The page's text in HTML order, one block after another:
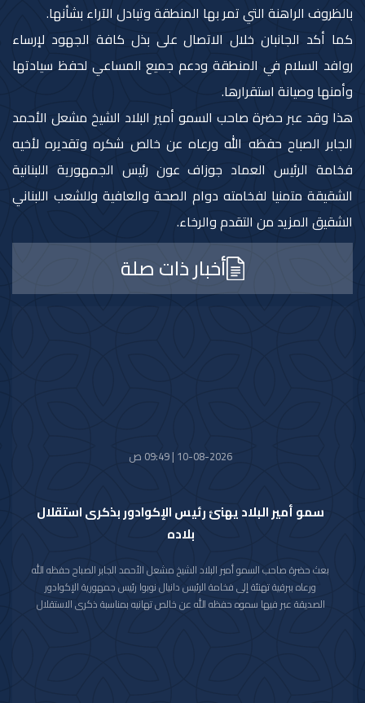
بالظروف الراهنة التي تمر بها المنطقة وتبادل الآراء بشأنها.
كما أكد الجانبان خلال الاتصال على بذل كافة الجهود لإرساء
روافد السلام في المنطقة ودعم جميع المساعي لحفظ سيادتها
وأمنها وصيانة استقرارها.
هذا وقد عبر حضرة صاحب السمو أمير البلاد الشيخ مشعل الأحمد
الجابر الصباح حفظه الله ورعاه عن خالص شكره وتقديره لأخيه
فخامة الرئيس العماد جوزاف عون رئيس الجمهورية اللبنانية
الشقيقة متمنيا لفخامته دوام الصحة والعافية وللشعب اللبناني
الشقيق المزيد من التقدم والرخاء.
أخبار ذات صلة
10-08-2026 | 09:49 ص
سمو أمير البلاد يهنئ رئيس الإكوادور بذكرى استقلال
بلاده
بعث حضرة صاحب السمو أمير البلاد الشيخ مشعل الأحمد الجابر الصباح حفظه الله
ورعاه ببرقية تهنئة إلى فخامة الرئيس دانيال نوبوا رئيس جمهورية الإكوادور
الصديقة عبر فيها سموه حفظه الله عن خالص تهانيه بمناسبة ذكرى الاستقلال